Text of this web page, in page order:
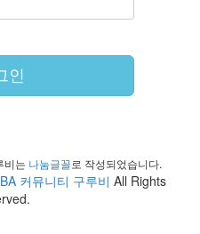
인
비는 나눔글꼴로 작성되었습니다.
커뮤니티 구루비 All Rights